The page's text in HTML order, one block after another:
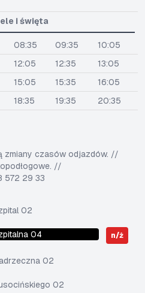
02
04 n/ż
02
02
i święta
08:35 09:35
10:05
12:05 12:35
13:05
15:05 15:35
16:05
18:35 19:35
20:35
zmiany czasów odjazdów. //
//
572 29 33